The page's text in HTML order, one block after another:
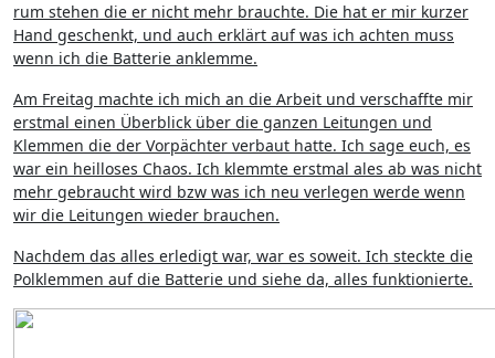
rum stehen die er nicht mehr brauchte. Die hat er mir kurzer
Hand geschenkt, und auch erklärt auf was ich achten muss
wenn ich die Batterie anklemme.
Am Freitag machte ich mich an die Arbeit und verschaffte mir
erstmal einen Überblick über die ganzen Leitungen und
Klemmen die der Vorpächter verbaut hatte. Ich sage euch, es
war ein heilloses Chaos. Ich klemmte erstmal ales ab was nicht
mehr gebraucht wird bzw was ich neu verlegen werde wenn
wir die Leitungen wieder brauchen.
Nachdem das alles erledigt war, war es soweit. Ich steckte die
Polklemmen auf die Batterie und siehe da, alles funktionierte.